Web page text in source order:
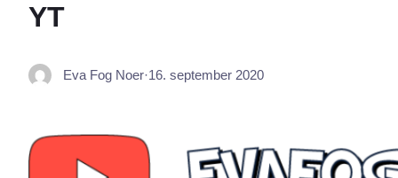
YT
Eva Fog Noer·16. september 2020